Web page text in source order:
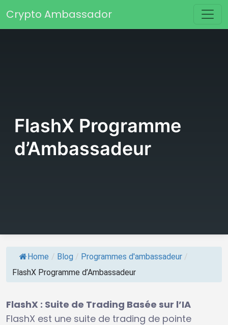
Navigation principale
Crypto Ambassador
FlashX Programme
d’Ambassadeur
Home / Blog / Programmes d'ambassadeur /
FlashX Programme d’Ambassadeur
FlashX : Suite de Trading Basée sur l’IA
FlashX est une suite de trading de pointe